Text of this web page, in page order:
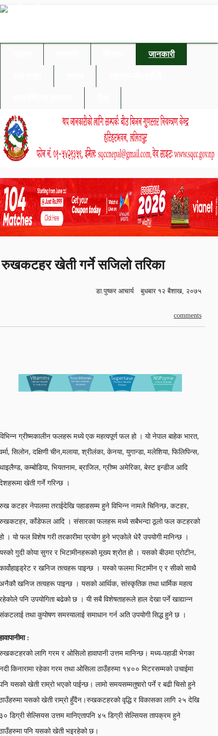
जानकारी
रुखकटहर खेती गर्ने सजिलो तरिका
डा.पुष्कर आचार्य बुधबार १२ बैशाख, २०७५
comments
ग्रीष्मकालीन फलहरू मध्ये एक महत्वपूर्ण फल हो । यो नेपाल बाहेक भारत,
सिलोन, दक्षिणी चीन,मलाया, श्रीलंका, केनया, युगान्डा, मलेशिया, फिलिपिन्स,
कम्बोडिया, भियतनाम, ब्राजिल, ग्रीष्म अमेरिका, बेस्ट इन्डीज आदि
खेती गर्ने गरिन्छ ।
कटहर नेपालमा तराईदेखि पहाडसम्म हुने विभिन्न नामले चिनिन्छ, कटहर,
काँडेफल आदि । संसारका फलहरू मध्ये सबैभन्दा ठूलो फल कटहरको
। यो फल विशेष गरी तरकारीमा प्रयोग हुने भएकोले धेरै उपयोगी मानिन्छ ।
गुदी कोया सुगर र भिटामीनहरूको मूख्य श्रोत हो । यसको बीउमा प्रोटीन,
र खनिज तत्वहरू पाइन्छ । यस्को फलमा भिटामीन ए र सीको साथै
खनिज तत्वहरू पाइन्छ । यसको आर्थिक, सांस्कृतिक तथा धार्मिक महत्व
पनि उपयोगिता बढेको छ । यी सबै विशेषताहरूले हाल देखा पर्ने खाद्यान्न
तथा कुपोषण समस्यालाई समाधान गर्न अति उपयोगी सिद्ध हुने छ ।
:
लागि गरम र ओसिलो हावापानी उत्तम मानिन्छ। मध्य-पहाडी भेगका
किनारामा रहेका गरम तथा ओसिला ठाउँहरुमा १४०० मिटरसम्मको उचाईमा
यसको खेती राम्रो भएको पाईन्छ। लामो समयसम्मतुषारो पर्ने र बढी चिसो हुने
यसको खेती राम्रो हुँदैन।रुखकटहरको वृद्धि र विकासका लागि २५ देखि
डिग्री सेल्सियस उत्तम मानिएतापनि ४५ डिग्री सेल्सियस तापक्रम हुने
पनि यसको खेती भइरहेको छ।